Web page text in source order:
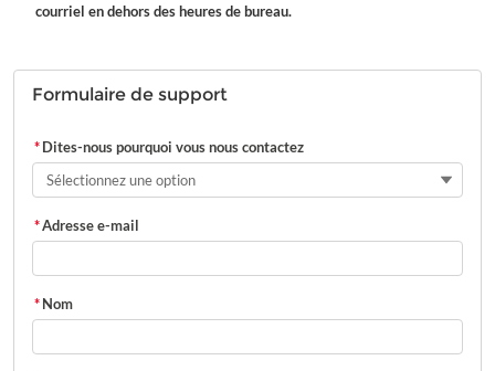
courriel en dehors des heures de bureau.
Formulaire de support
*Dites-nous pourquoi vous nous contactez
Sélectionnez une option
*Adresse e-mail
*Nom